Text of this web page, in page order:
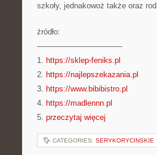
szkoły, jednakowoż także oraz
źródło:
———————————
1. https://sklep-feniks.pl
2. https://najlepszekazania.pl
3. https://www.bibibistro.pl
4. https://madlennn.pl
5. przeczytaj więcej
CATEGORIES: SERYKORYCINSKIE